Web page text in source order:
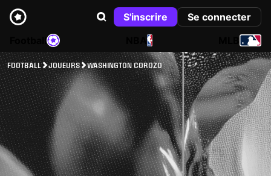
S'inscrire
Se connecter
NBA
FOOTBALL JOUEURS WASHINGTON COROZO